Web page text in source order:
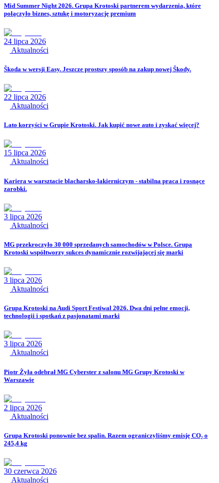
Mid Summer Night 2026. Grupa Krotoski partnerem wydarzenia, które
połączyło biznes, sztukę i motoryzację premium
24 lipca 2026
Aktualności
Škoda w wersji Easy. Jeszcze prostszy sposób na zakup nowej Škody.
22 lipca 2026
Aktualności
Lato korzyści w Grupie Krotoski. Jak kupić nowe auto i zyskać więcej?
15 lipca 2026
Aktualności
Kariera w warsztacie blacharsko-lakierniczym - stabilna praca i rosnące
zarobki.
3 lipca 2026
Aktualności
MG przekroczyło 30 000 sprzedanych samochodów w Polsce. Grupa
Krotoski współtworzy sukces dynamicznie rozwijającej się marki
3 lipca 2026
Aktualności
Grupa Krotoski na Audi Sport Festiwal 2026. Dwa dni pełne emocji,
technologii i spotkań z pasjonatami marki
3 lipca 2026
Aktualności
Piotr Żyła odebrał MG Cyberster z salonu MG Grupy Krotoski w
Warszawie
2 lipca 2026
Aktualności
Grupa Krotoski ponownie bez spalin. Razem ograniczyliśmy emisję CO₂ o
245,4 kg
30 czerwca 2026
Aktualności